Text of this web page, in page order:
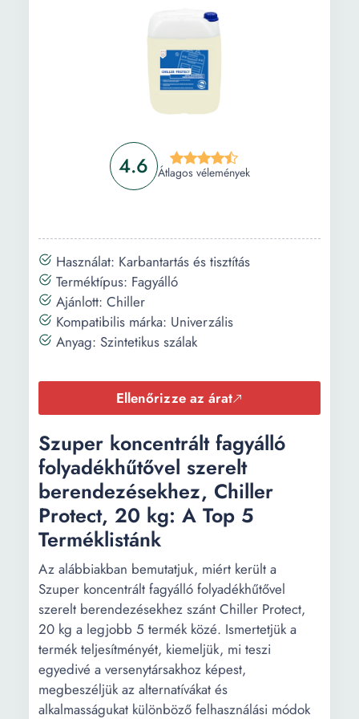
4.6 Átlagos vélemények
Használat: Karbantartás és tisztítás
Terméktípus: Fagyálló
Ajánlott: Chiller
Kompatibilis márka: Univerzális
Anyag: Szintetikus szálak
Ellenőrizze az árat
Szuper koncentrált fagyálló
folyadékhűtővel szerelt
berendezésekhez, Chiller
Protect, 20 kg: A Top 5
Terméklistánk
Az alábbiakban bemutatjuk, miért került a
Szuper koncentrált fagyálló folyadékhűtővel
szerelt berendezésekhez szánt Chiller Protect,
20 kg a legjobb 5 termék közé. Ismertetjük a
termék teljesítményét, kiemeljük, mi teszi
egyedivé a versenytársakhoz képest,
megbeszéljük az alternatívákat és
alkalmasságukat különböző felhasználási módok
Vásárlási útmutató
Gyakori kérdések